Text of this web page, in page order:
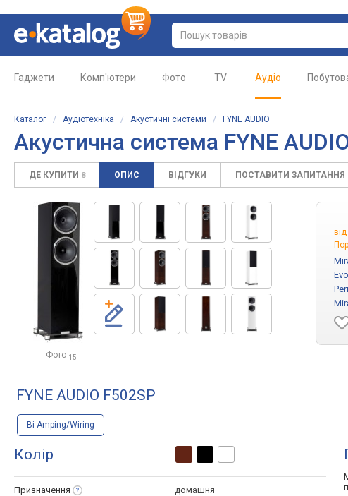
Гаджети Комп'ютери Фото TV Аудіо
Каталог / Аудіотехніка / Акустичні системи / FYNE AUDIO
Акустична система FYNE
ДЕ КУПИТИ 8 ОПИС ВІДГУКИ ПОСТАВИТИ ЗАПИТАННЯ
Фото 15
від
FYNE AUDIO F502SP
Bi-Amping/Wiring
Колір
Призначення
домашня